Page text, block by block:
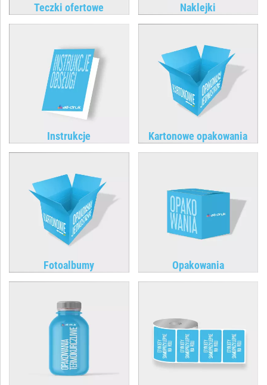
Teczki ofertowe Naklejki
Instrukcje Kartonowe opakowania
Fotoalbumy Opakowania